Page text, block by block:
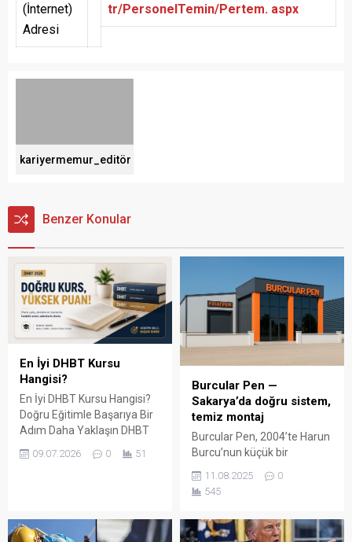
(İnternet)
Adresi
tr/PersonelTemin/Pertem. aspx
kariyermemur_editör
Benzer Konular
En İyi DHBT Kursu
Hangisi?
En İyi DHBT Kursu Hangisi?
Doğru Eğitimle Başarıya Bir
Adım Daha Yaklaşın DHBT
(Din Hizmetleri Alan Bilgisi
Testi), Diyanet İşleri
Her yıl binlerce aday bu
09.07.2026 0 51
Burcular Pen —
Sakarya’da doğru sistem,
temiz montaj
Burcular Pen, 2004’te Harun
Burcu’nun küçük bir
atölyede attığı adımla
başladı; bugün Serdivan’daki
147 m² showroomu ve 750
Sakarya ve çevre ilçelerde
11.08.2025
0
545